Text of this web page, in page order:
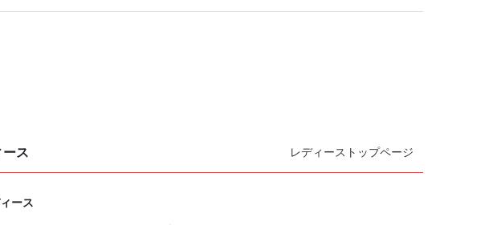
ース レディーストップページ
ース